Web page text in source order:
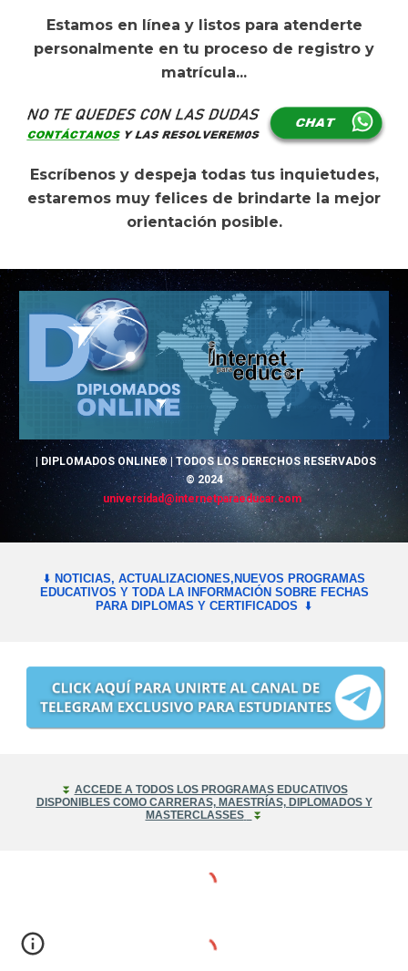
Estamos en línea y listos para atenderte
personalmente en tu proceso de registro y
matrícula...
Escríbenos y despeja todas tus inquietudes,
estaremos muy felices de brindarte la mejor
orientación posible.
|DIPLOMADOS ONLINE® | TODOS LOS DERECHOS RESERVADOS
© 2024
universidad@internetparaeducar.com
⬇️ NOTICIAS, ACTUALIZACIONES,NUEVOS PROGRAMAS
EDUCATIVOS Y TODA LA INFORMACIÓN SOBRE FECHAS
PARA DIPLOMAS Y CERTIFICADOS ⬇️
⏬ ACCEDE A TODOS LOS PROGRAMAS EDUCATIVOS
DISPONIBLES COMO CARRERAS, MAESTRÍAS, DIPLOMADOS Y
MASTERCLASSES
⏬